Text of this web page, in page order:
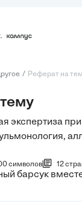
Реферат на
экспертиза
символов 12
барсук